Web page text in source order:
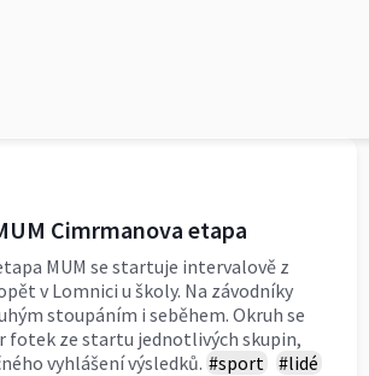
Cimrmanova etapa
MUM se startuje intervalově z
v Lomnici u školy. Na závodníky
stoupáním i seběhem. Okruh se
fotek ze startu jednotlivých skupin,
vyhlášení výsledků. #sport #lidé